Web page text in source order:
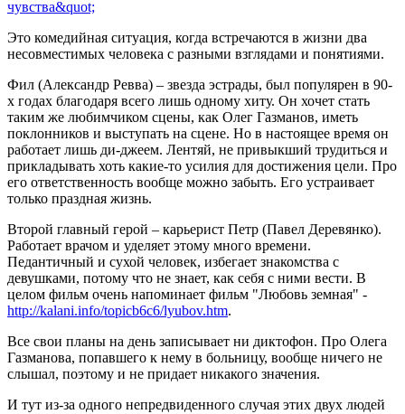
Это комедийная ситуация, когда встречаются в жизни два
несовместимых человека с разными взглядами и понятиями.
Фил (Александр Ревва) – звезда эстрады, был популярен в 90-
х годах благодаря всего лишь одному хиту. Он хочет стать
таким же любимчиком сцены, как Олег Газманов, иметь
поклонников и выступать на сцене. Но в настоящее время он
работает лишь ди-джеем. Лентяй, не привыкший трудиться и
прикладывать хоть какие-то усилия для достижения цели. Про
его ответственность вообще можно забыть. Его устраивает
только праздная жизнь.
Второй главный герой – карьерист Петр (Павел Деревянко).
Работает врачом и уделяет этому много времени.
Педантичный и сухой человек, избегает знакомства с
девушками, потому что не знает, как себя с ними вести. В
целом фильм очень напоминает фильм "Любовь земная" -
http://kalani.info/topicb6c6/lyubov.htm.
Все свои планы на день записывает ни диктофон. Про Олега
Газманова, попавшего к нему в больницу, вообще ничего не
слышал, поэтому и не придает никакого значения.
И тут из-за одного непредвиденного случая этих двух людей